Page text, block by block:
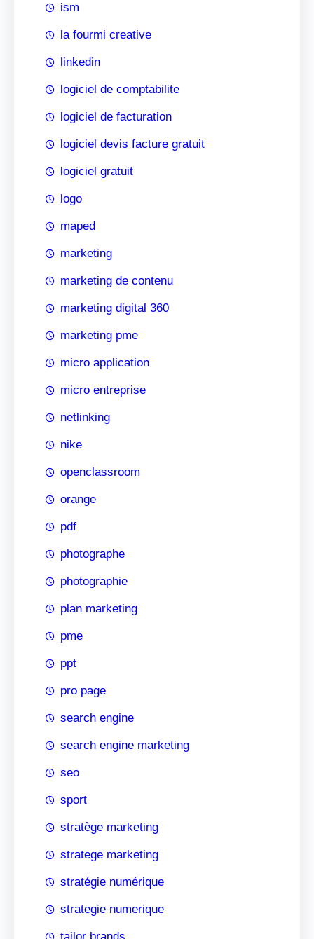
ism
la fourmi creative
linkedin
logiciel de comptabilite
logiciel de facturation
logiciel devis facture gratuit
logiciel gratuit
logo
maped
marketing
marketing de contenu
marketing digital 360
marketing pme
micro application
micro entreprise
netlinking
nike
openclassroom
orange
pdf
photographe
photographie
plan marketing
pme
ppt
pro page
search engine
search engine marketing
seo
sport
stratège marketing
stratege marketing
stratégie numérique
strategie numerique